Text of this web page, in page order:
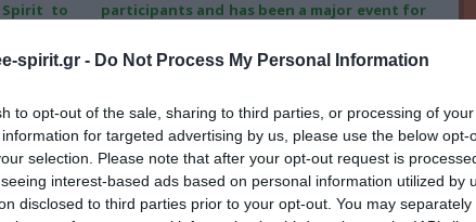
spirit.gr - Do Not Process My Personal Information
to opt-out of the sale, sharing to third parties, or processing of
for targeted advertising by us, please use the below opt-
selection. Please note that after your opt-out request is
interest-based ads based on personal information utilized by
disclosed to third parties prior to your opt-out. You may
Spirit to
event
participants and has been a major event for
community.
Περισσότερα
10ο Πανελλήνιο Συνέδριο Ελληνικού